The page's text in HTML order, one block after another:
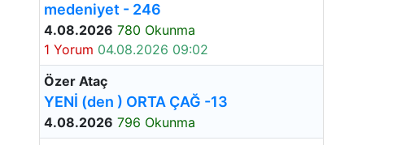
medeniyet - 246
4.08.2026 780 Okunma
1 Yorum 04.08.2026 09:02
Özer Ataç
YENİ (den ) ORTA ÇAĞ -13
4.08.2026 796 Okunma